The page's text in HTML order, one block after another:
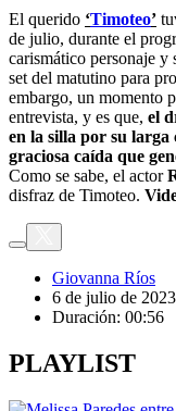
El querido ‘Timoteo’
de julio, durante el
carismático personaje y
set del matutino para
embargo, un momento
entrevista, y es que, el
en la silla por su larga
graciosa caída que
Como se sabe, el actor
disfraz de Timoteo.
Giovanna Ríos
6 de julio de
Duración: 00:56
PLAYLIST